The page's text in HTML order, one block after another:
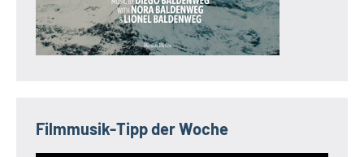
Filmmusik-Tipp der Woche